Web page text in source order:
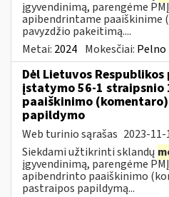
įgyvendinimą, parengėme
apibendrintame
pavyzdžio pakeitimą....
Metai: 2024 Mokesčiai:
Dėl Lietuvos
įstatymo 56-1
paaiškinimo
papildymo
Web turinio sąrašas 2023-11-
Siekdami užtikrinti sklandų
įgyvendinimą, parengėme
apibendrinto paaiškinimo
pastraipos papildymą...